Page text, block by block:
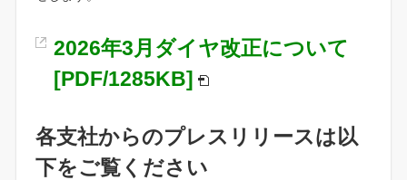
2026年3月ダイヤ改正について
[PDF/1285KB]
各支社からのプレスリリースは以
下をご覧ください